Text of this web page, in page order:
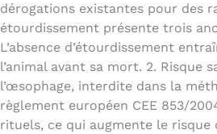
dérogations existantes pour des
étourdissement présente trois
L’absence d’étourdissement
l’animal avant sa mort. 2. Risque
l’œsophage, interdite dans la
règlement européen CEE 853/
rituels, ce qui augmente le risque